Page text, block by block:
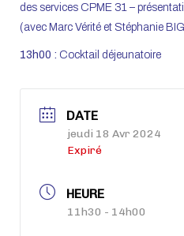
des services CPME 31 –
(avec Marc Vérité et Stéphanie
13h00 : Cocktail déjeunatoire
DATE
jeudi 18 Avr 2024
Expiré
HEURE
11h30 - 14h00